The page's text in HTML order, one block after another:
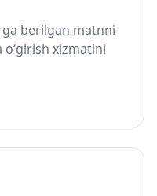
berilgan matnni
xizmatini